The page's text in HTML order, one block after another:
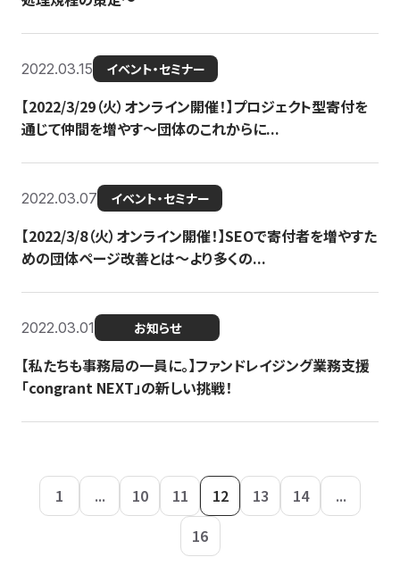
2022.03.15 イベント・セミナー
【2022/3/29（火）オンライン開催！】プロジェクト型寄付を
通じて仲間を増やす～団体のこれからに...
2022.03.07 イベント・セミナー
【2022/3/8（火）オンライン開催！】SEOで寄付者を増やすた
めの団体ページ改善とは～より多くの...
2022.03.01 お知らせ
【私たちも事務局の一員に。】ファンドレイジング業務支援
「congrant NEXT」の新しい挑戦！
1 ... 10 11 12 13 14
...
16